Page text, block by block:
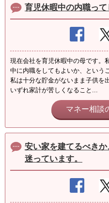
育児休暇中の内職って
現在会社を育児休暇中の母です。
中に内職をしてもよいか、という
私は十分な貯金がないまま子供を
いずれ家計が苦しくなること...
マネー相談
安い家を建てるべき
迷っています。